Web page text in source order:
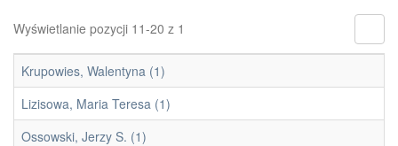
Wyświetlanie pozycji 11-20 z 1
Krupowies, Walentyna (1)
Lizisowa, Maria Teresa (1)
Ossowski, Jerzy S. (1)